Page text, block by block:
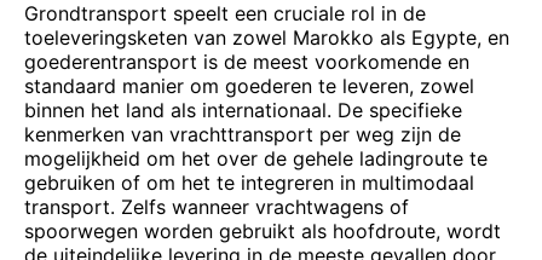
Grondtransport speelt een cruciale rol in de
toeleveringsketen van zowel Marokko als Egypte, en
goederentransport is de meest voorkomende en
standaard manier om goederen te leveren, zowel
binnen het land als internationaal. De specifieke
kenmerken van vrachttransport per weg zijn de
mogelijkheid om het over de gehele ladingroute te
gebruiken of om het te integreren in multimodaal
transport. Zelfs wanneer vrachtwagens of
spoorwegen worden gebruikt als hoofdroute, wordt
de uiteindelijke levering in de meeste gevallen door